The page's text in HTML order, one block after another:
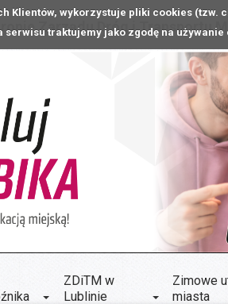
Klientów, wykorzystuje pliki cookies
serwisu traktujemy jako zgodę na używanie
Zarządu Dróg i Transportu
ZDiTM w
Lublinie
Zimowe
miasta